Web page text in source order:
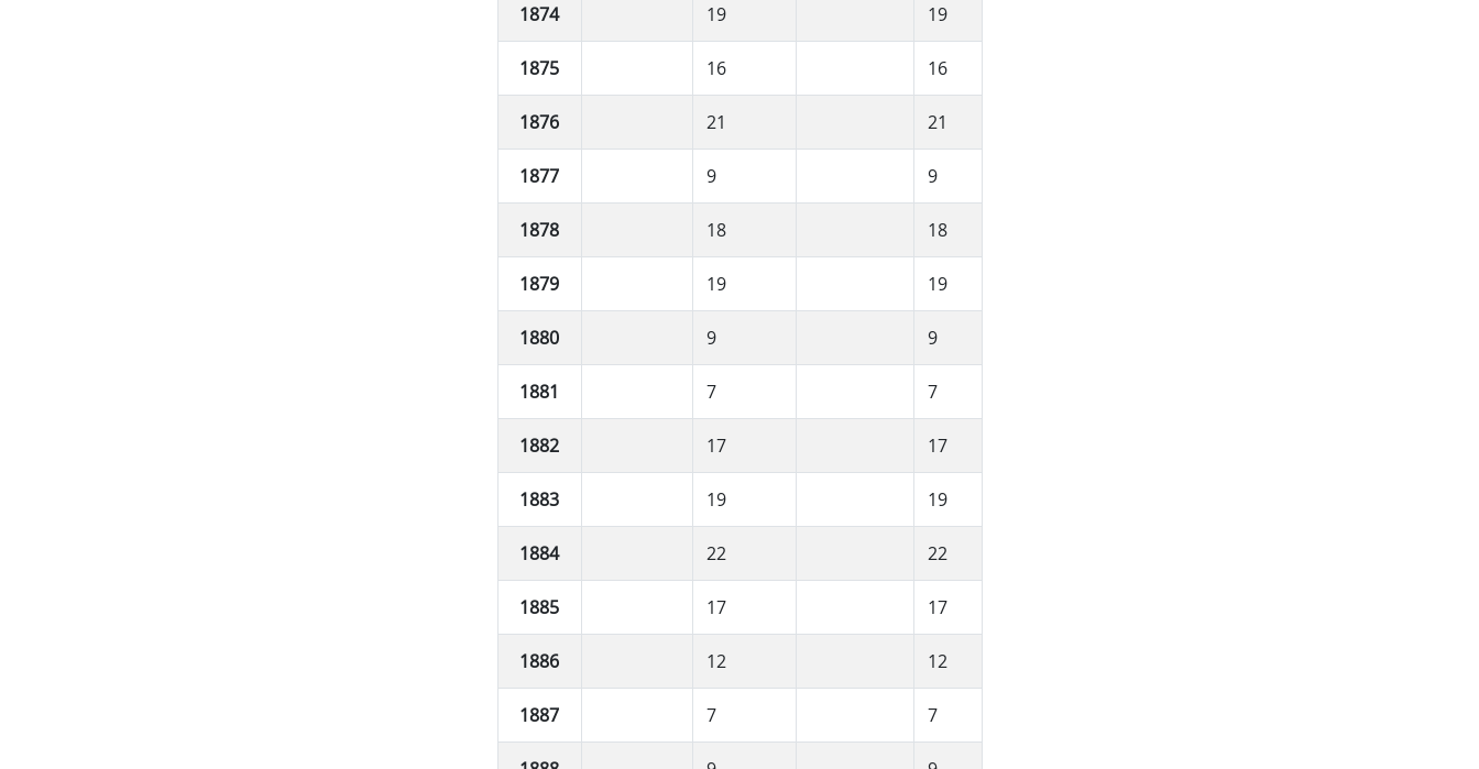
1874 19 19
1875 16 16
1876 21 21
1877 9 9
1878 18 18
1879 19 19
1880 9 9
1881 7 7
1882 17 17
1883 19 19
1884 22 22
1885 17 17
1886 12 12
1887 7 7